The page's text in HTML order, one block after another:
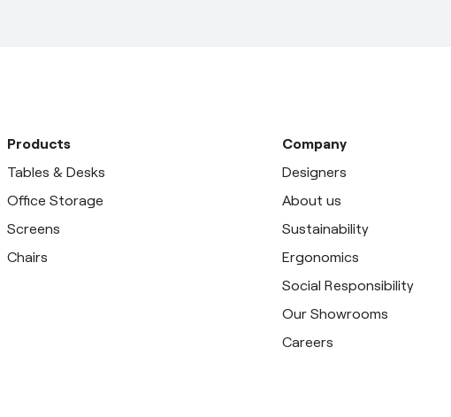
Products
Tables & Desks
Office Storage
Screens
Chairs
Company
Designers
About us
Sustainability
Ergonomics
Social Responsibility
Our Showrooms
Careers